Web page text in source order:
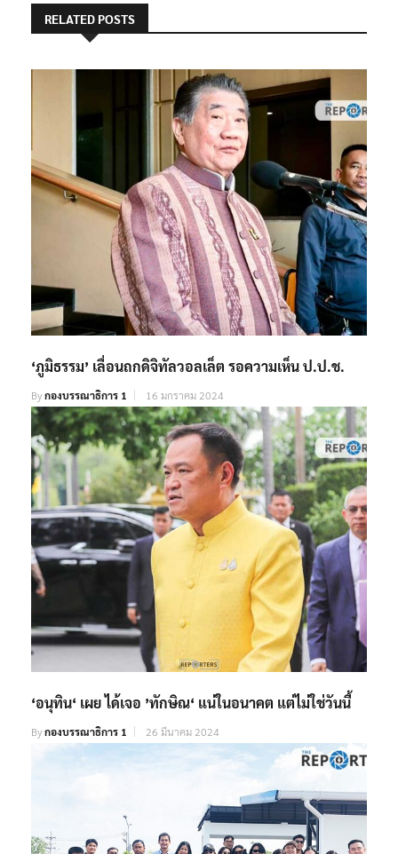
RELATED POSTS
‘ภูมิธรรม’ เลื่อนถกดิจิทัลวอลเล็ต รอความเห็น ป.ป.ช.
Byกองบรรณาธิการ 1 16 มกราคม 2024
‘อนุทิน‘ เผย ได้เจอ ’ทักษิณ‘ แน่ในอนาคต แต่ไม่ใช่วันนี้
Byกองบรรณาธิการ 1 26 มีนาคม 2024